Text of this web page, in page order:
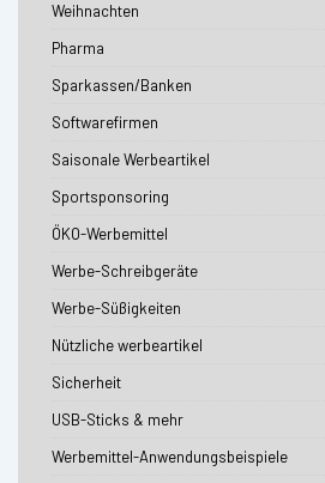
Weihnachten
Pharma
Sparkassen/Banken
Softwarefirmen
Saisonale Werbeartikel
Sportsponsoring
ÖKO-Werbemittel
Werbe-Schreibgeräte
Werbe-Süßigkeiten
Nützliche werbeartikel
Sicherheit
USB-Sticks & mehr
Werbemittel-Anwendungsbeispiele